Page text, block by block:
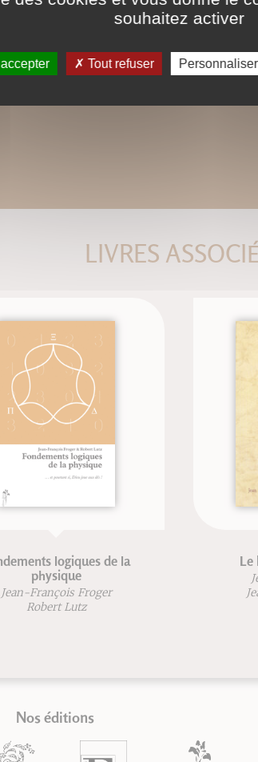
LIVRES
logiques de la
physique
Jean-François Froger
Robert Lutz
Le
Nos éditions
souhaitez activer
Tout refuser Personnaliser